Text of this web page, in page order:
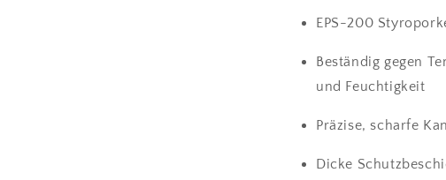
EPS-200
Beständig gegen
und Feuchtigkeit
Präzise, scharfe
Dicke